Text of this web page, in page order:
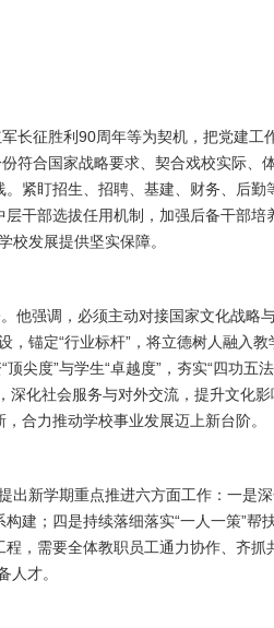
长征胜利90周年等为契机，把党建工
符合国家战略要求、契合戏校实际、
紧盯招生、招聘、基建、财务、后
干部选拔任用机制，加强后备干部
校发展提供坚实保障。
强调，必须主动对接国家文化战略
锚定“行业标杆”，将立德树人融入
度”与学生“卓越度”，夯实“四功五
化社会服务与对外交流，提升文化
合力推动学校事业发展迈上新台阶。
新学期重点推进六方面工作：一是
建；四是持续落细落实“一人一策”帮
，需要全体教职员工通力协作、齐抓
人才。